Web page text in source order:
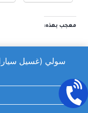
سولي (غسيل
معجب بهذه: